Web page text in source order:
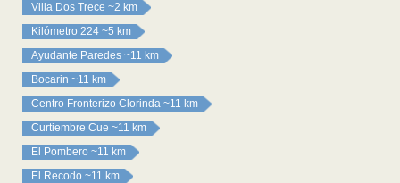
Villa Dos Trece ~2 km
Kilómetro 224 ~5 km
Ayudante Paredes ~11 km
Bocarin ~11 km
Centro Fronterizo Clorinda ~11 km
Curtiembre Cue ~11 km
El Pombero ~11 km
El Recodo ~11 km